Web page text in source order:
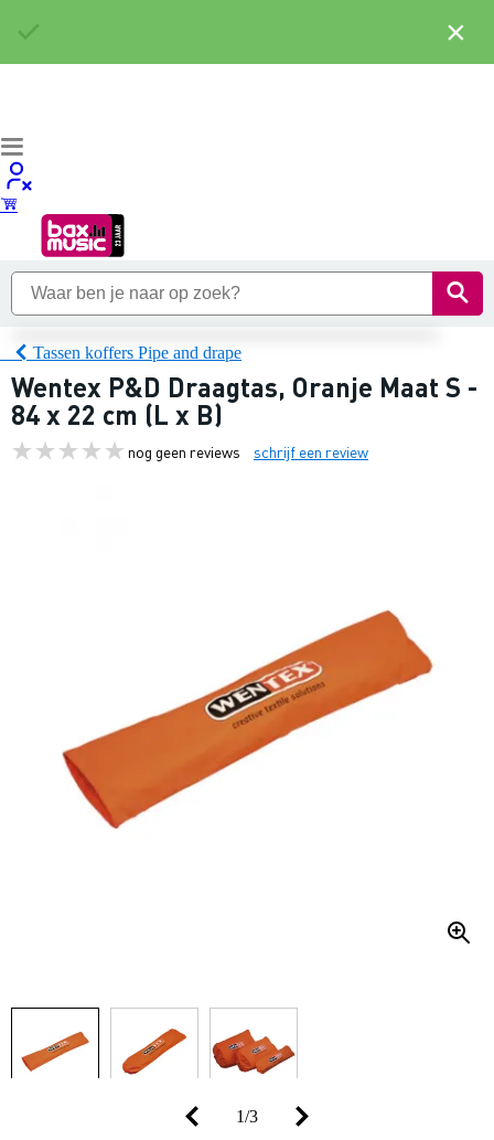
Tassen koffers Pipe and drape
Wentex P&D Draagtas, Oranje Maat S -
84 x 22 cm (L x B)
nog geen reviews schrijf een review
1/3
×